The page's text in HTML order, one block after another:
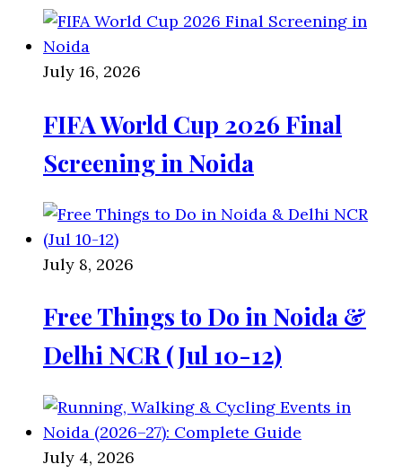
July 16, 2026
FIFA World Cup 2026 Final
Screening in Noida
July 8, 2026
Free Things to Do in Noida &
Delhi NCR (Jul 10-12)
July 4, 2026